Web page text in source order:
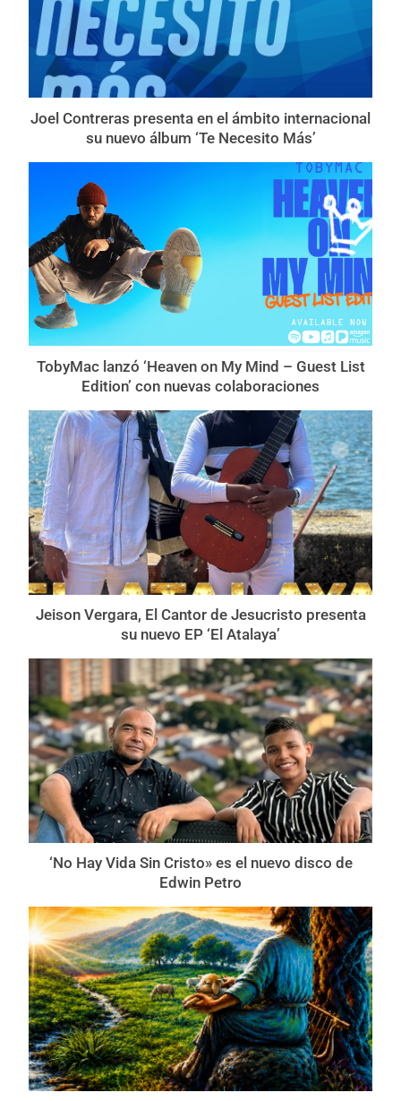
Joel Contreras presenta en el ámbito internacional
su nuevo álbum ‘Te Necesito Más’
TobyMac lanzó ‘Heaven on My Mind – Guest List
Edition’ con nuevas colaboraciones
Jeison Vergara, El Cantor de Jesucristo presenta
su nuevo EP ‘El Atalaya’
‘No Hay Vida Sin Cristo» es el nuevo disco de
Edwin Petro